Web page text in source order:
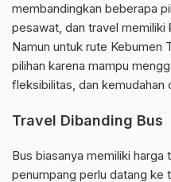
membandingkan beberapa
pesawat, dan travel memiliki
Namun untuk rute Kebumen
pilihan karena mampu
fleksibilitas, dan kemudahan
Travel Dibanding Bus
Bus biasanya memiliki
penumpang perlu datang ke